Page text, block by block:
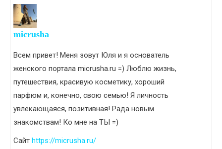
micrusha
Всем привет! Меня зовут Юля и я основатель
женского портала micrusha.ru =) Люблю жизнь,
путешествия, красивую косметику, хороший
парфюм и, конечно, свою семью! Я личность
увлекающаяся, позитивная! Рада новым
знакомствам! Ко мне на ТЫ =)
Сайт https://micrusha.ru/